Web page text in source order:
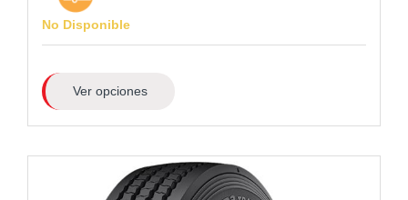
No Disponible
Ver opciones